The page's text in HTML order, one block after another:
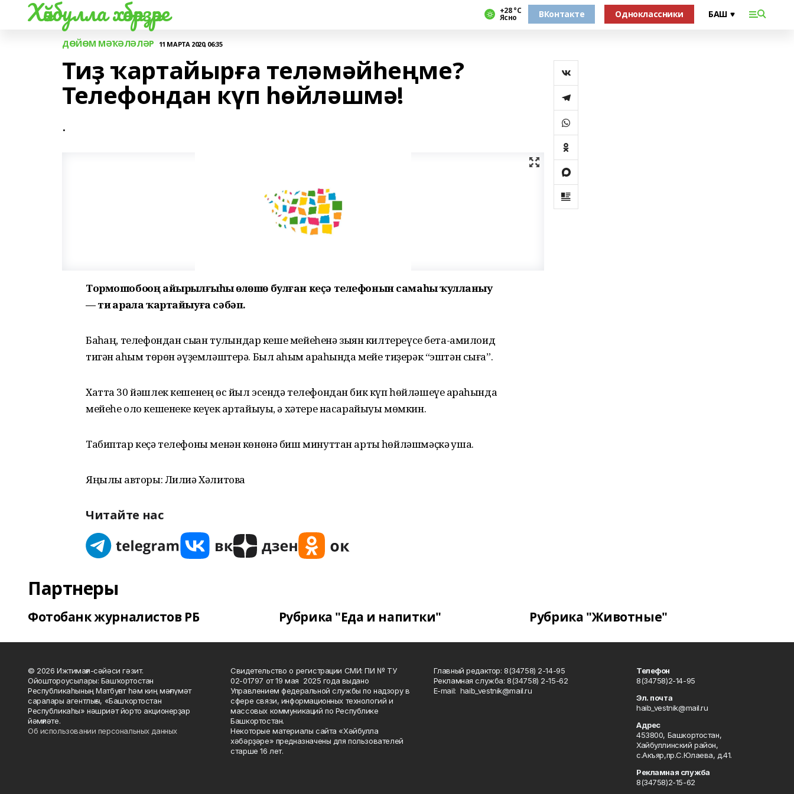
Хәйбулла хәбәрҙәре +28 °С
Ясно ВКонтакте Одноклассники
ДӨЙӨМ МӘҠӘЛӘЛӘР 11 МАРТА 2020, 06:35
Тиҙ ҡартайырға теләмәйһеңме?
Телефондан күп һөйләшмә!
.
Тормошобоҙҙоң айырылғыһыҙ өлөшө булған кеҫә телефонын самаһыҙ ҡулланыу
— тиҙ арала ҡартайыуға сәбәп.
Баҡһаң, телефондан сыҡҡан тулҡындар кеше мейеһенә зыян килтереүсе бета-амилоид
тигән аҡһым төрөн әүҙемләштерә. Был аҡһым арҡаһында мейе тиҙерәк “эштән сыға”.
Хатта 30 йәшлек кешенең өс йыл эсендә телефондан бик күп һөйләшеүе арҡаһында
мейеһе оло кешенеке кеүек ҡартайыуы, ә хәтере насарайыуы мөмкин.
Табиптар кеҫә телефоны менән көнөнә биш минуттан артыҡ һөйләшмәҫкә ҡуша.
Яңылыҡ авторы: Лилиә Хәлитова
Читайте нас
Партнеры
Фотобанк журналистов РБ Рубрика "Еда и напитки" Рубрика "Животные"
© 2026 Ижтимағи-сәйәси гәзит.
Ойоштороусылары: Башҡортостан
Республикаһының Матбуғат һәм киң мәғлүмәт
саралары агентлығы, «Башҡортостан
Республикаһы» нәшриәт йорто акционерҙар
йәмғиәте.
Об использовании персональных данных
Свидетельство о регистрации СМИ: ПИ № ТУ
02-01797 от 19 мая 2025 года выдано
Управлением федеральной службы по надзору в
сфере связи, информационных технологий и
массовых коммуникаций по Республике
Башкортостан.
Некоторые материалы сайта «Хәйбулла
хәбәрҙәре» предназначены для пользователей
старше 16 лет.
Главный редактор: 8(34758) 2-14-95
Рекламная служба: 8(34758) 2-15-62
Е-mаil: haib_vestnik@mail.ru
Телефон
8(34758)2-14-95
Эл. почта
haib_vestnik@mail.ru
Адрес
453800, Башкортостан,
Хайбуллинский район,
с.Акъяр,пр.С.Юлаева, д.41.
Рекламная служба
8(34758)2-15-62